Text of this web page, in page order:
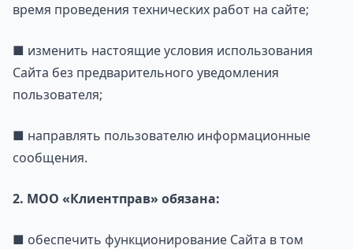
время проведения технических работ на сайте;
■ изменить настоящие условия использования
Сайта без предварительного уведомления
пользователя;
■ направлять пользователю информационные
сообщения.
2. МОО «Клиентправ» обязана:
■ обеспечить функционирование Сайта в том